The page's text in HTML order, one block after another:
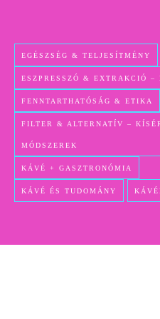
EGÉSZSÉG & TELJESÍTMÉNY
ESZPRESSZÓ & EXTRAKCIÓ –
FENNTARTHATÓSÁG & ETIKA
FILTER & ALTERNATÍV –
MÓDSZEREK
KÁVÉ + GASZTRONÓMIA
KÁVÉ ÉS TUDOMÁNY